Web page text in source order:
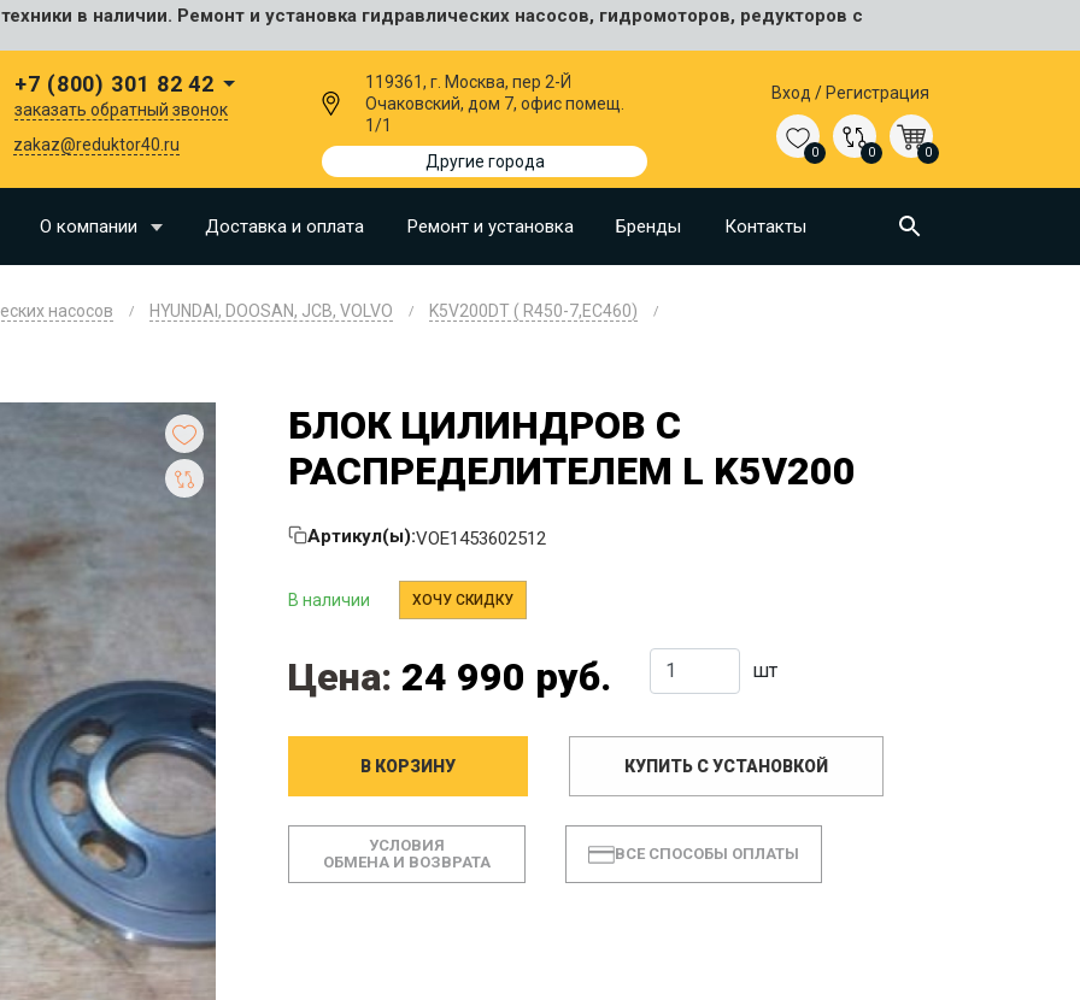
в наличии. Ремонт и установка гидравлических насосов, гидромоторов, редукторов с
+7 (800) 301 82 42
заказать обратный звонок
zakaz@reduktor40.ru
119361, г. Москва, пер 2-Й
Очаковский, дом 7, офис помещ.
1/1
Другие города
Вход / Регистрация
0 0 0
О компании Доставка и оплата Ремонт и установка Бренды Контакты
насосов HYUNDAI, DOOSAN, JCB, VOLVO K5V200DT ( R450-7,EC460)
БЛОК ЦИЛИНДРОВ С
РАСПРЕДЕЛИТЕЛЕМ L K5V200
Артикул(ы):VOE1453602512
В наличии ХОЧУ СКИДКУ
Цена: 24 990 руб. шт
В КОРЗИНУ КУПИТЬ С УСТАНОВКОЙ
УСЛОВИЯ
ОБМЕНА И ВОЗВРАТА
ВСЕ СПОСОБЫ ОПЛАТЫ